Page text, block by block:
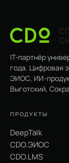
IT-партнёр
года. Цифровая
ЭИОС, ИИ-
Выготский,
ПРОДУКТЫ
DeepTalk
CDO.ЭИОС
CDO.LMS